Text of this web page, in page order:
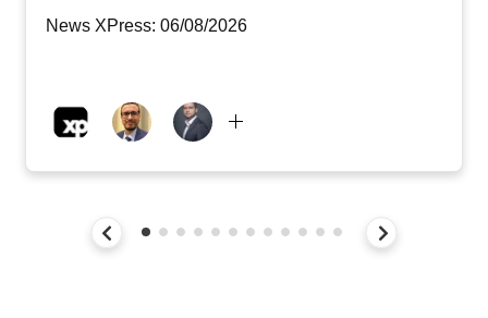
News XPress: 06/08/2026